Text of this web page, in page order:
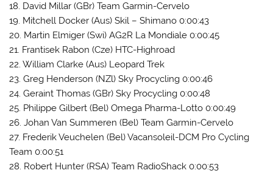
18. David Millar (GBr) Team Garmin-Cervelo
19. Mitchell Docker (Aus) Skil – Shimano 0:00:43
20. Martin Elmiger (Swi) AG2R La Mondiale 0:00:45
21. Frantisek Rabon (Cze) HTC-Highroad
22. William Clarke (Aus) Leopard Trek
23. Greg Henderson (NZl) Sky Procycling 0:00:46
24. Geraint Thomas (GBr) Sky Procycling 0:00:48
25. Philippe Gilbert (Bel) Omega Pharma-Lotto 0:00:49
26. Johan Van Summeren (Bel) Team Garmin-Cervelo
27. Frederik Veuchelen (Bel) Vacansoleil-DCM Pro Cycling
Team 0:00:51
28. Robert Hunter (RSA) Team RadioShack 0:00:53